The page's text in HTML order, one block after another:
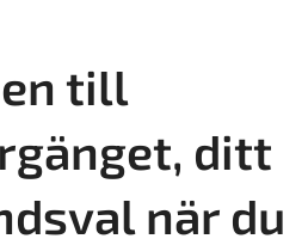
till
ditt
när du